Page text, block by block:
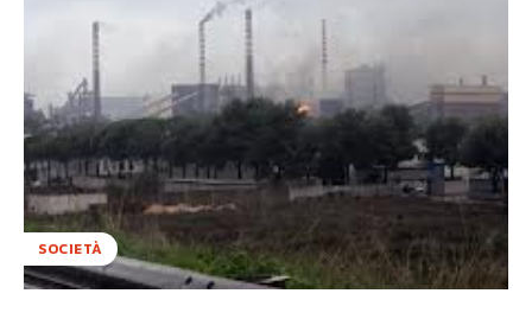
SOCIETÀ